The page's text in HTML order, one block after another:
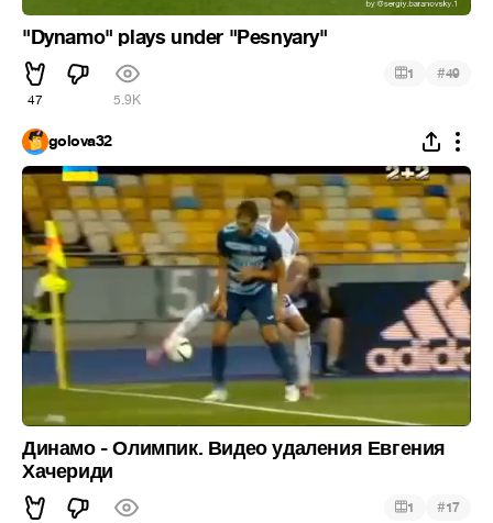
"Dynamo" plays under "Pesnyary"
47 5.9K
1 #49
golova32
Динамо - Олимпик. Видео удаления Евгения
Хачериди
1 #17